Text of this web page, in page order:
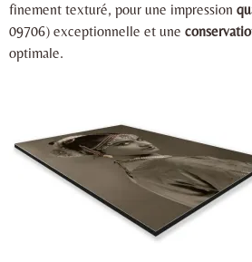
finement texturé, pour une impression
09706) exceptionnelle et une
optimale.